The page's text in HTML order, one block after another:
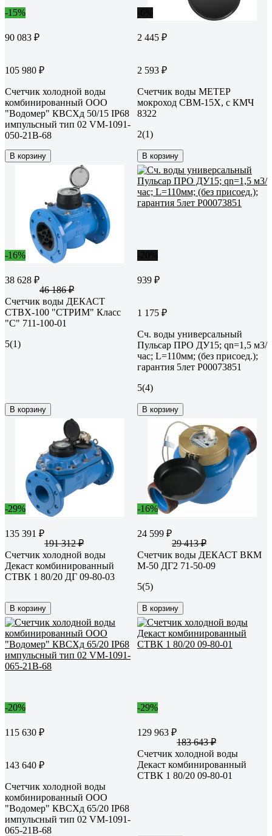
-15%
90 083 ₽
105 980 ₽
Счетчик холодной воды
комбинированный ООО
"Водомер" КВСХд 50/15 IP68
импульсный тип 02 VM-1091-
050-21B-68
В корзину
2 445 ₽
2 593 ₽
Счетчик воды МЕТЕР
мокроход СВМ-15Х, с КМЧ
8322
2(1)
В корзину
-16%
38 628 ₽
46 186 ₽
Счетчик воды ДЕКАСТ
СТВХ-100 "СТРИМ" Класс
"С" 711-100-01
5(1)
В корзину
939 ₽
1 175 ₽
Сч. воды универсальный
Пульсар ПРО ДУ15; qn=1,5 м3/
час; L=110мм; (без присоед.);
гарантия 5лет Р00073851
5(4)
В корзину
-29%
135 391 ₽
191 312 ₽
Счетчик холодной воды
Декаст комбинированный
СТВК 1 80/20 ДГ 09-80-03
В корзину
-16%
24 599 ₽
29 413 ₽
Счетчик воды ДЕКАСТ ВКМ
М-50 ДГ2 71-50-09
5(5)
В корзину
-20%
115 630 ₽
143 640 ₽
Счетчик холодной воды
комбинированный ООО
"Водомер" КВСХд 65/20 IP68
импульсный тип 02 VM-1091-
065-21B-68
-29%
129 963 ₽
183 643 ₽
Счетчик холодной воды
Декаст комбинированный
СТВК 1 80/20 09-80-01